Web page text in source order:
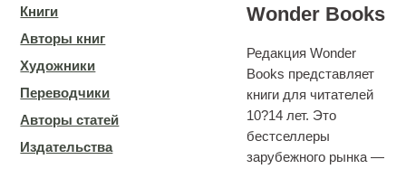
Книги
Авторы книг
Художники
Переводчики
Авторы статей
Издательства
Wonder Books
Редакция Wonder
Books представляет
книги для читателей
10?14 лет. Это
бестселлеры
зарубежного рынка —